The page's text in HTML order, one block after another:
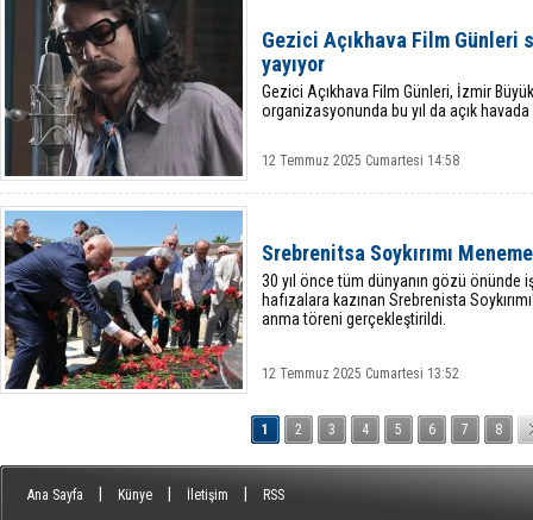
Gezici Açıkhava Film
yayıyor
Gezici Açıkhava Film Günleri, İzmir
organizasyonunda bu yıl da açık
12 Temmuz 2025 Cumartesi 14:58
Srebrenitsa Soykırımı
30 yıl önce tüm dünyanın gözü önünde
hafızalara kazınan Srebrenista
anma töreni gerçekleştirildi.
12 Temmuz 2025 Cumartesi 13:52
1 2 3 4 5 6 7 8
Ana Sayfa Künye İletişim RSS